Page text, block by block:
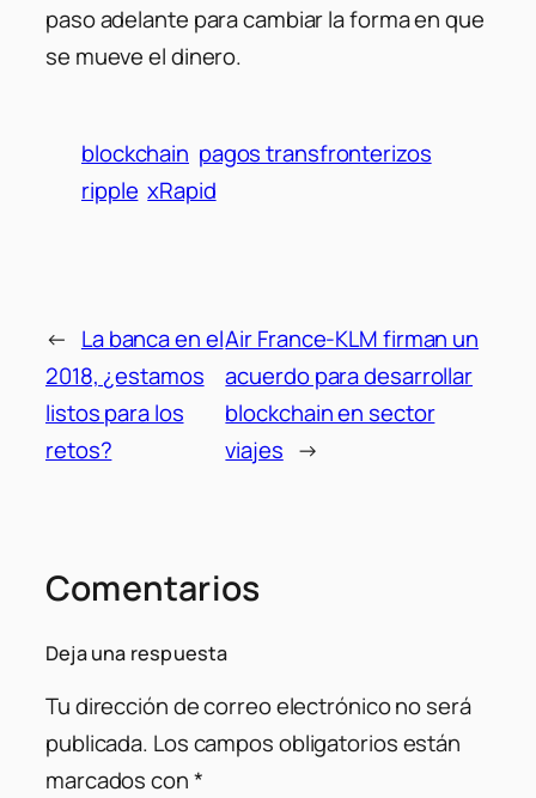
paso adelante para cambiar la forma en que
se mueve el dinero.
blockchain pagos transfronterizos
ripple xRapid
← La banca en el
2018, ¿estamos
listos para los
retos?
Air France-KLM firman un
acuerdo para desarrollar
blockchain en sector
viajes →
Comentarios
Deja una respuesta
Tu dirección de correo electrónico no será
publicada. Los campos obligatorios están
marcados con*